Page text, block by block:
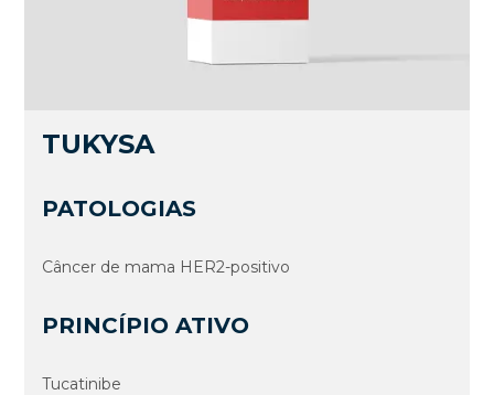
TUKYSA
PATOLOGIAS
Câncer de mama HER2-positivo
PRINCÍPIO ATIVO
Tucatinibe